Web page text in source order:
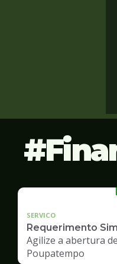
SERVICO
Requerimento
Agilize a abertura
Poupatempo